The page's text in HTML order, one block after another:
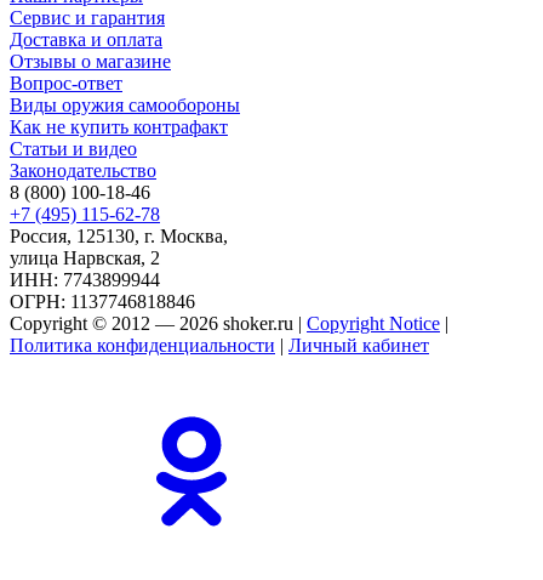
Сервис и гарантия
Доставка и оплата
Отзывы о магазине
Вопрос-ответ
Виды оружия самообороны
Как не купить контрафакт
Статьи и видео
Законодательство
8 (800) 100-18-46
+7 (495) 115-62-78
Россия, 125130, г. Москва,
улица Нарвская, 2
ИНН: 7743899944
ОГРН: 1137746818846
Copyright © 2012 — 2026 shoker.ru | Copyright Notice |
Политика конфиденциальности | Личный кабинет